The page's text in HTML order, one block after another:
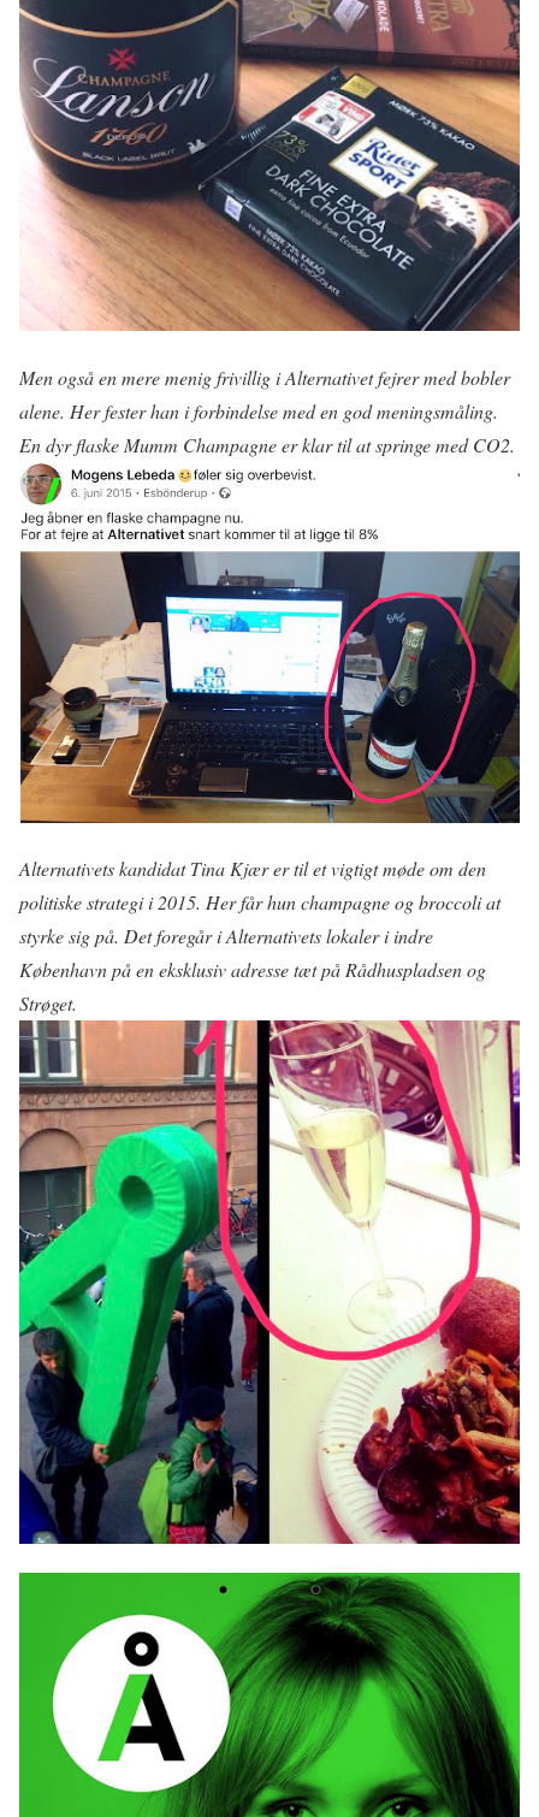
Men også en mere menig frivillig i Alternativet fejrer med bobler
alene. Her fester han i forbindelse med en god meningsmåling.
En dyr flaske Mumm Champagne er klar til at springe med CO2.
Alternativets kandidat Tina Kjær er til et vigtigt møde om den
politiske strategi i 2015. Her får hun champagne og broccoli at
styrke sig på. Det foregår i Alternativets lokaler i indre
København på en eksklusiv adresse tæt på Rådhuspladsen og
Strøget.